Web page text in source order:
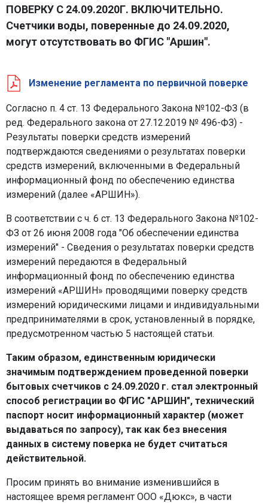
ПОВЕРКУ С 24.09.2020Г. ВКЛЮЧИТЕЛЬНО.
Счетчики воды, поверенные до 24.09.2020,
могут отсутствовать во ФГИС "Аршин".
Изменение регламента по первичной поверке
Согласно п. 4 ст. 13 Федерального Закона №102-ФЗ (в
ред. Федерального закона от 27.12.2019 № 496-ФЗ) -
Результаты поверки средств измерений
подтверждаются сведениями о результатах поверки
средств измерений, включенными в Федеральный
информационный фонд по обеспечению единства
измерений (далее «АРШИН»).
В соответствии с ч. 6 ст. 13 Федерального Закона №102-
ФЗ от 26 июня 2008 года "Об обеспечении единства
измерений" - Сведения о результатах поверки средств
измерений передаются в Федеральный
информационный фонд по обеспечению единства
измерений «АРШИН» проводящими поверку средств
измерений юридическими лицами и индивидуальными
предпринимателями в срок, установленный в порядке,
предусмотренном частью 5 настоящей статьи.
Таким образом, единственным юридически
значимым подтверждением проведенной поверки
бытовых счетчиков с 24.09.2020 г. стал электронный
способ регистрации во ФГИС "АРШИН", технический
паспорт носит информационный характер (может
выдаваться по запросу), так как без внесения
данных в систему поверка не будет считаться
действительной.
Просим принять во внимание изменившийся в
настоящее время регламент ООО «Дюкс», в части